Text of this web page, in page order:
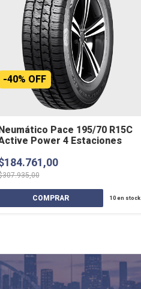
Neumático Pace 195/70 R15C
Power 4 Estaciones
-40% OFF
10 en stock